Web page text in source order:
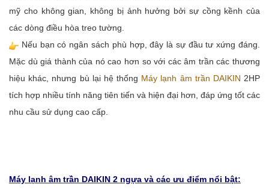
Việc làm
Việc làm
mỹ cho không gian, không bị ảnh hưởng bởi sự cồng kềnh của
các dòng điều hòa treo tường.
Nếu bạn có ngân sách phù hợp, đây là sự đầu tư xứng đáng.
Mặc dù giá thành của nó cao hơn so với các âm trần các thương
hiệu khác, nhưng bù lại hệ thống Máy lạnh âm trần DAIKIN 2HP
tích hợp nhiều tính năng tiên tiến và hiện đại hơn, đáp ứng tốt các
nhu cầu sử dụng cao cấp.
Máy lạnh âm trần DAIKIN 2 ngựa và các ưu điểm nổi bật: